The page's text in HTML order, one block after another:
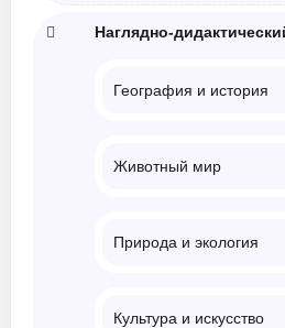
Наглядно-
География и история
Животный мир
Природа и экология
Культура и искусство